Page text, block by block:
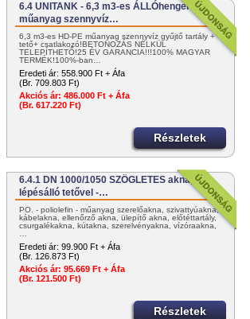
6.4 UNITANK - 6,3 m3-es ÁLLÓhengeres
műanyag szennyvíz…
6,3 m3-es HD-PE műanyag szennyvíz gyűjtő tartály +
tető+ csatlakozó!BETONOZÁS NÉLKÜL
TELEPÍTHETŐ!25 ÉV GARANCIA!!!100% MAGYAR
TERMÉK!100%-ban…
Eredeti ár: 558.900 Ft + Áfa
(Br. 709.803 Ft)
Akciós ár: 486.000 Ft + Áfa
(Br. 617.220 Ft)
Részletek
6.4.1 DN 1000/1050 SZÖGLETES akna,
lépésálló tetővel -…
PO. - poliolefin - műanyag szerelőakna, szivattyúakna,
kábelakna, ellenőrző akna, ülepítő akna, előtéttartály,
csurgalékakna, kútakna, szerelvényakna, vízóraakna,
…
Eredeti ár: 99.900 Ft + Áfa
(Br. 126.873 Ft)
Akciós ár: 95.669 Ft + Áfa
(Br. 121.500 Ft)
Részletek